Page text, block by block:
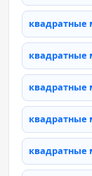
квадратные
квадратные
квадратные